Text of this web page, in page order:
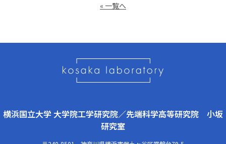
« 一覧へ
横浜国立大学 大学院工学研究院／先端科学高等研究院 小坂
研究室